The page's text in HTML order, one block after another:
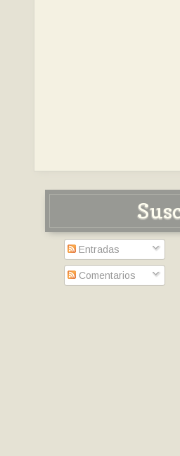
Entradas
Comentarios